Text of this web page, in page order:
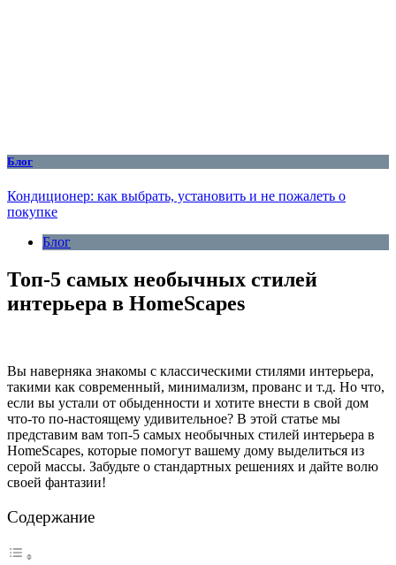
Блог
Кондиционер: как выбрать, установить и не пожалеть о
покупке
Блог
Топ-5 самых необычных стилей
интерьера в HomeScapes
Вы наверняка знакомы с классическими стилями интерьера,
такими как современный, минимализм, прованс и т.д. Но что,
если вы устали от обыденности и хотите внести в свой дом
что-то по-настоящему удивительное? В этой статье мы
представим вам топ-5 самых необычных стилей интерьера в
HomeScapes, которые помогут вашему дому выделиться из
серой массы. Забудьте о стандартных решениях и дайте волю
своей фантазии!
Содержание